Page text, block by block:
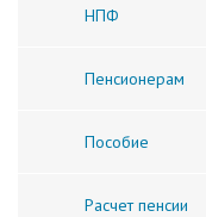
НПФ
Пенсионерам
Пособие
Расчет пенсии